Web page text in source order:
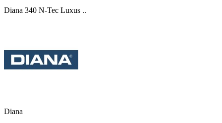
Diana 340 N-Tec Luxus ..
Diana